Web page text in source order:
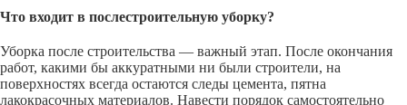
Что входит в послестроительную уборку?
Уборка после строительства — важный этап. После окончания
работ, какими бы аккуратными ни были строители, на
поверхностях всегда остаются следы цемента, пятна
лакокрасочных материалов. Навести порядок самостоятельно